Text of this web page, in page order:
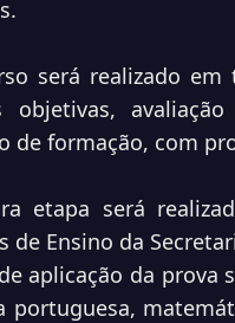
será realizado
objetivas,
de formação, com
etapa será
de Ensino da
aplicação da
portuguesa,